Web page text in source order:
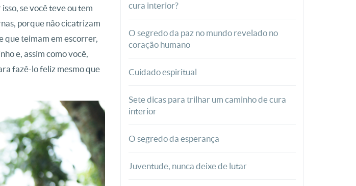
se você teve ou tem
porque não cicatrizam
que teimam em escorrer,
e, assim como você,
fazê-lo feliz mesmo que
cura interior?
O segredo da paz no mundo revelado no
coração humano
Cuidado espiritual
Sete dicas para trilhar um caminho de cura
interior
O segredo da esperança
Juventude, nunca deixe de lutar